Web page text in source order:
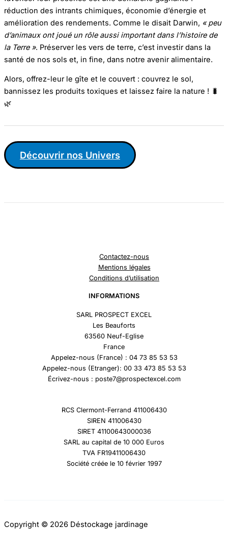
réduction des intrants chimiques, économie d’énergie et
amélioration des rendements. Comme le disait Darwin, « peu
d’animaux ont joué un rôle aussi important dans l’histoire de
la Terre ». Préserver les vers de terre, c’est investir dans la
santé de nos sols et, in fine, dans notre avenir alimentaire.
Alors, offrez-leur le gîte et le couvert : couvrez le sol,
bannissez les produits toxiques et laissez faire la nature ! 🐛
🌿
Découvrir nos Univers
Contactez-nous
Mentions légales
Conditions d’utilisation
INFORMATIONS
SARL PROSPECT EXCEL
Les Beauforts
63560 Neuf-Eglise
France
Appelez-nous (France) : 04 73 85 53 53
Appelez-nous (Etranger): 00 33 473 85 53 53
Écrivez-nous : poste7@prospectexcel.com
RCS Clermont-Ferrand 411006430
SIREN 411006430
SIRET 41100643000036
SARL au capital de 10 000 Euros
TVA FR19411006430
Société créée le 10 février 1997
Copyright © 2026 Déstockage jardinage